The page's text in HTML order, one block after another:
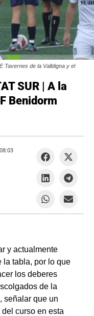
Tavernes de la Valldigna y el
SUR | A la
Benidorm
y actualmente
la tabla, por lo que
los deberes
de la
señalar que un
curso en esta
08:03